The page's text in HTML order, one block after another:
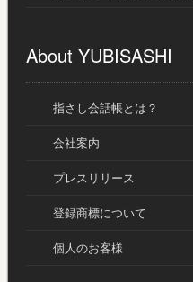
About YUBISASHI
指さし会話帳とは？
会社案内
プレスリリース
登録商標について
個人のお客様